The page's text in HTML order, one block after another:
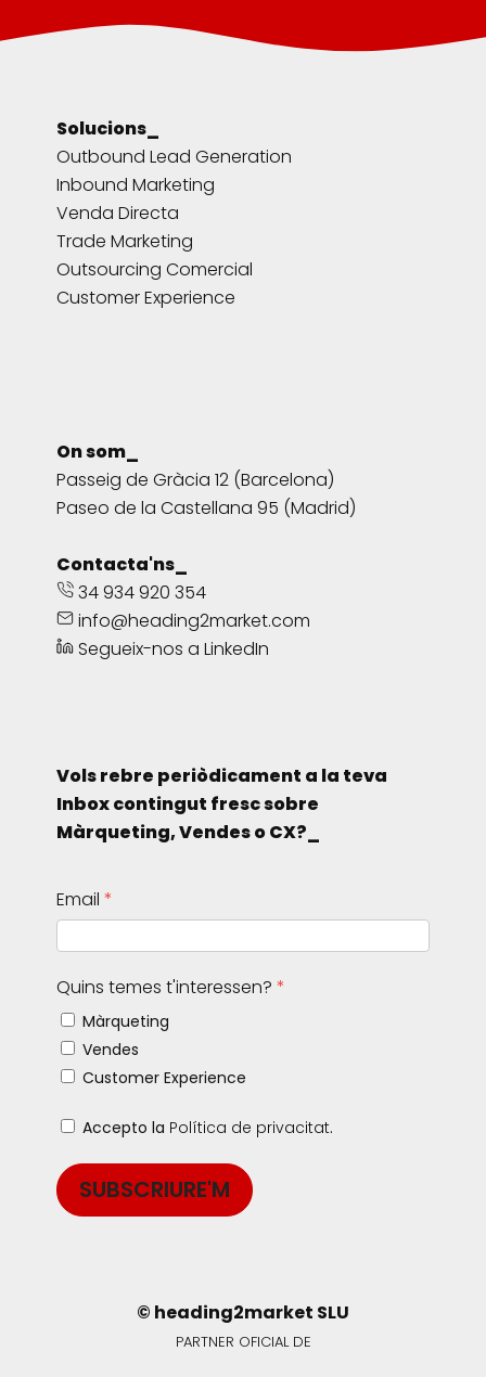
Solucions_
Outbound Lead Generation
Inbound Marketing
Venda Directa
Trade Marketing
Outsourcing Comercial
Customer Experience
On som_
Passeig de Gràcia 12 (Barcelona)
Paseo de la Castellana 95 (Madrid)
Contacta'ns_
34 934 920 354
info@heading2market.com
Segueix-nos a LinkedIn
Vols rebre periòdicament a la teva
Inbox contingut fresc sobre
Màrqueting, Vendes o CX?_
Email
Quins temes t'interessen?
Màrqueting
Vendes
Customer Experience
Accepto la Política de privacitat.
SUBSCRIURE'M
© heading2market SLU
PARTNER OFICIAL DE